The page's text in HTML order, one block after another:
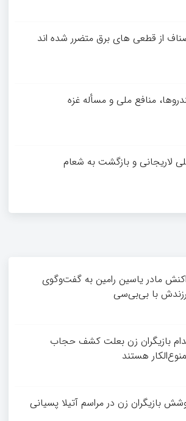
از قطعی های برق متضرر شده اند
منافع ملی و مسأله غزه
لاریجانی و بازگشت به شعام
مادر یاسین رامین به گفت‌وگوی
با بی‌بی‌سی
بازیگران زن بعلت کشف حجاب
هستند
بازیگران زن در مراسم آتیلا پسیانی